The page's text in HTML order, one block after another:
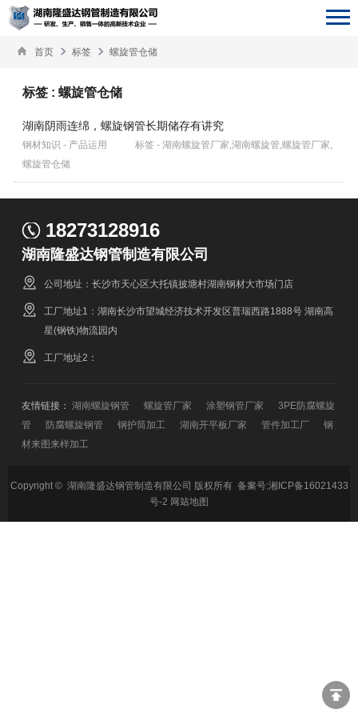
首页 标签 螺旋管仓储
标签 : 螺旋管仓储
湖南阴雨连绵，螺旋钢管长期储存有讲究
钢材知识 - 产品运用
标签 - 湖南螺旋管厂家,湖南螺旋管,螺旋管厂家,
螺旋管仓储
18273128916
湖南隆盛达钢管制造有限公司
公司地址：长沙市天心区大托镇披塘村湖南钢材大市场门店
工厂地址1：湖南长沙市望城经济技术开发区普瑞西路1888号 湖南高
星(钢铁)物流园内
工厂地址2：
友情链接：湖南螺旋钢管 螺旋管厂家 涂塑钢管厂家
3PE防腐螺旋
管
防腐螺旋钢管 钢护筒加工 湖南开平板厂家 管件加工厂
钢
材来图来样加工
Copyright © 湖南隆盛达钢管制造有限公司 版权所有 备案号:湘ICP备16021433
号-2 网站地图